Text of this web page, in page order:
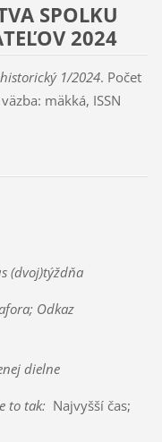
SPOLKU
2024
1/2024. Počet
mäkká, ISSN
(dvoj)týždňa
Odkaz
dielne
to tak: Najvyšší čas;